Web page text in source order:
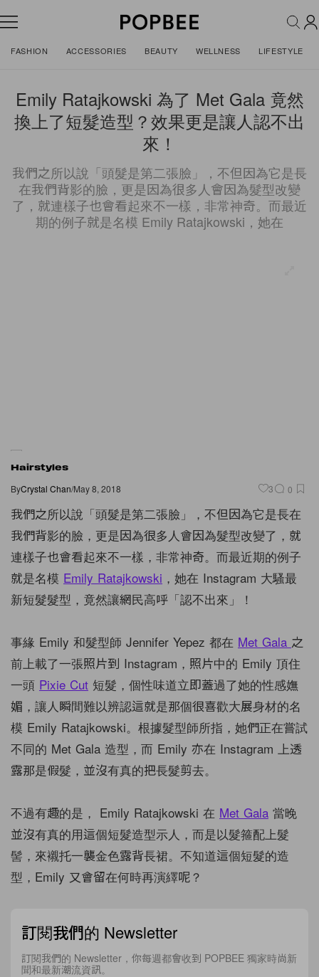
FASHION ACCESSORIES BEAUTY WELLNESS LIFESTYLE
Emily Ratajkowski 為了 Met Gala 竟然
換上了短髮造型？效果更是讓人認不出
來！
我們之所以說「頭髮是第二張臉」，不但因為它是長
在我們背影的臉，更是因為很多人會因為髮型改變
了，就連樣子也會看起來不一樣，非常神奇。而最近
期的例子就是名模 Emily Ratajkowski，她在
Hairstyles
ByCrystal Chan/May 8, 2018 3 0
我們之所以說「頭髮是第二張臉」，不但因為它是長在
我們背影的臉，更是因為很多人會因為髮型改變了，就
連樣子也會看起來不一樣，非常神奇。而最近期的例子
就是名模 Emily Ratajkowski ，她在 Instagram 大騷最
新短髮髮型，竟然讓網民高呼「認不出來」！
事緣 Emily 和髮型師 Jennifer Yepez 都在 Met Gala 之
前上載了一張照片到 Instagram，照片中的 Emily 頂住
一頭 Pixie Cut 短髮，個性味道立即蓋過了她的性感嫵
媚，讓人瞬間難以辨認這就是那個很喜歡大展身材的名
模 Emily Ratajkowski。根據髮型師所指，她們正在嘗試
不同的 Met Gala 造型，而 Emily 亦在 Instagram 上透
露那是假髮，並沒有真的把長髮剪去。
不過有趣的是， Emily Ratajkowski 在 Met Gala 當晚
並沒有真的用這個短髮造型示人，而是以髮箍配上髮
髻，來襯托一襲金色露背長裙。不知道這個短髮的造
型，Emily 又會留在何時再演繹呢？
訂閱我們的 Newsletter
訂閱我們的 Newsletter，你每週都會收到 POPBEE 獨家時尚新
聞和最新潮流資訊。